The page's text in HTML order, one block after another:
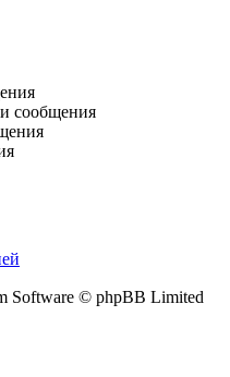
сообщения
Software © phpBB Limited